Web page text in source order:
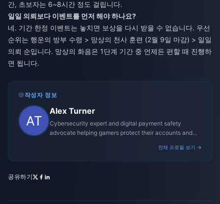
간, 초보자는 6~8시간 정도 걸립니다.
일일 의뢰보다 이벤트를 먼저 해야 하나요?
네. 기간 한정 이벤트는 놓치면 보상을 다시 받을 수 없습니다. 우선
순위는 행운의 방부 수령 > 망상의 천사 훈련 (2월 9일 마감) > 일일
의뢰 순입니다. 망상의 화음은 1단계 기간 중 언제든 편할 때 진행하
면 됩니다.
작성자 정보
Alex Turner
Cybersecurity expert and digital payment safety
advocate helping gamers protect their accounts and
전체 프로필 보기 →
공유하기